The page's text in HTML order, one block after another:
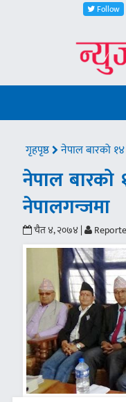
Follow
गृहपृष्ठ नेपाल बारको
नेपाल बारको
नेपालगन्जमा
चैत ४, २०७४ |